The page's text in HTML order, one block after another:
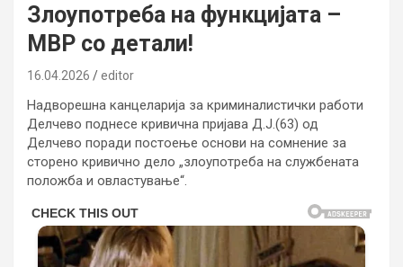
Злоупотреба на функцијата –
МВР со детали!
16.04.2026 editor
Надворешна канцеларија за криминалистички работи
Делчево поднесе кривична пријава Д.Ј.(63) од
Делчево поради постоење основи на сомнение за
сторено кривично дело „злоупотреба на службената
положба и овластување“.